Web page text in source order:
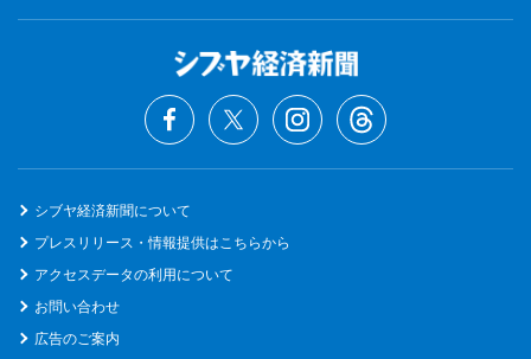
シブヤ経済新聞について
プレスリリース・情報提供はこちらから
アクセスデータの利用について
お問い合わせ
広告のご案内